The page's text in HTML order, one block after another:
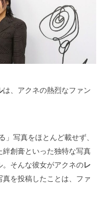
は、アクネの熱烈なファン
」写真をほとんど載せず、
創膏といった独特な写真
。そんな彼女がアクネのレ
真を投稿したことは、ファ